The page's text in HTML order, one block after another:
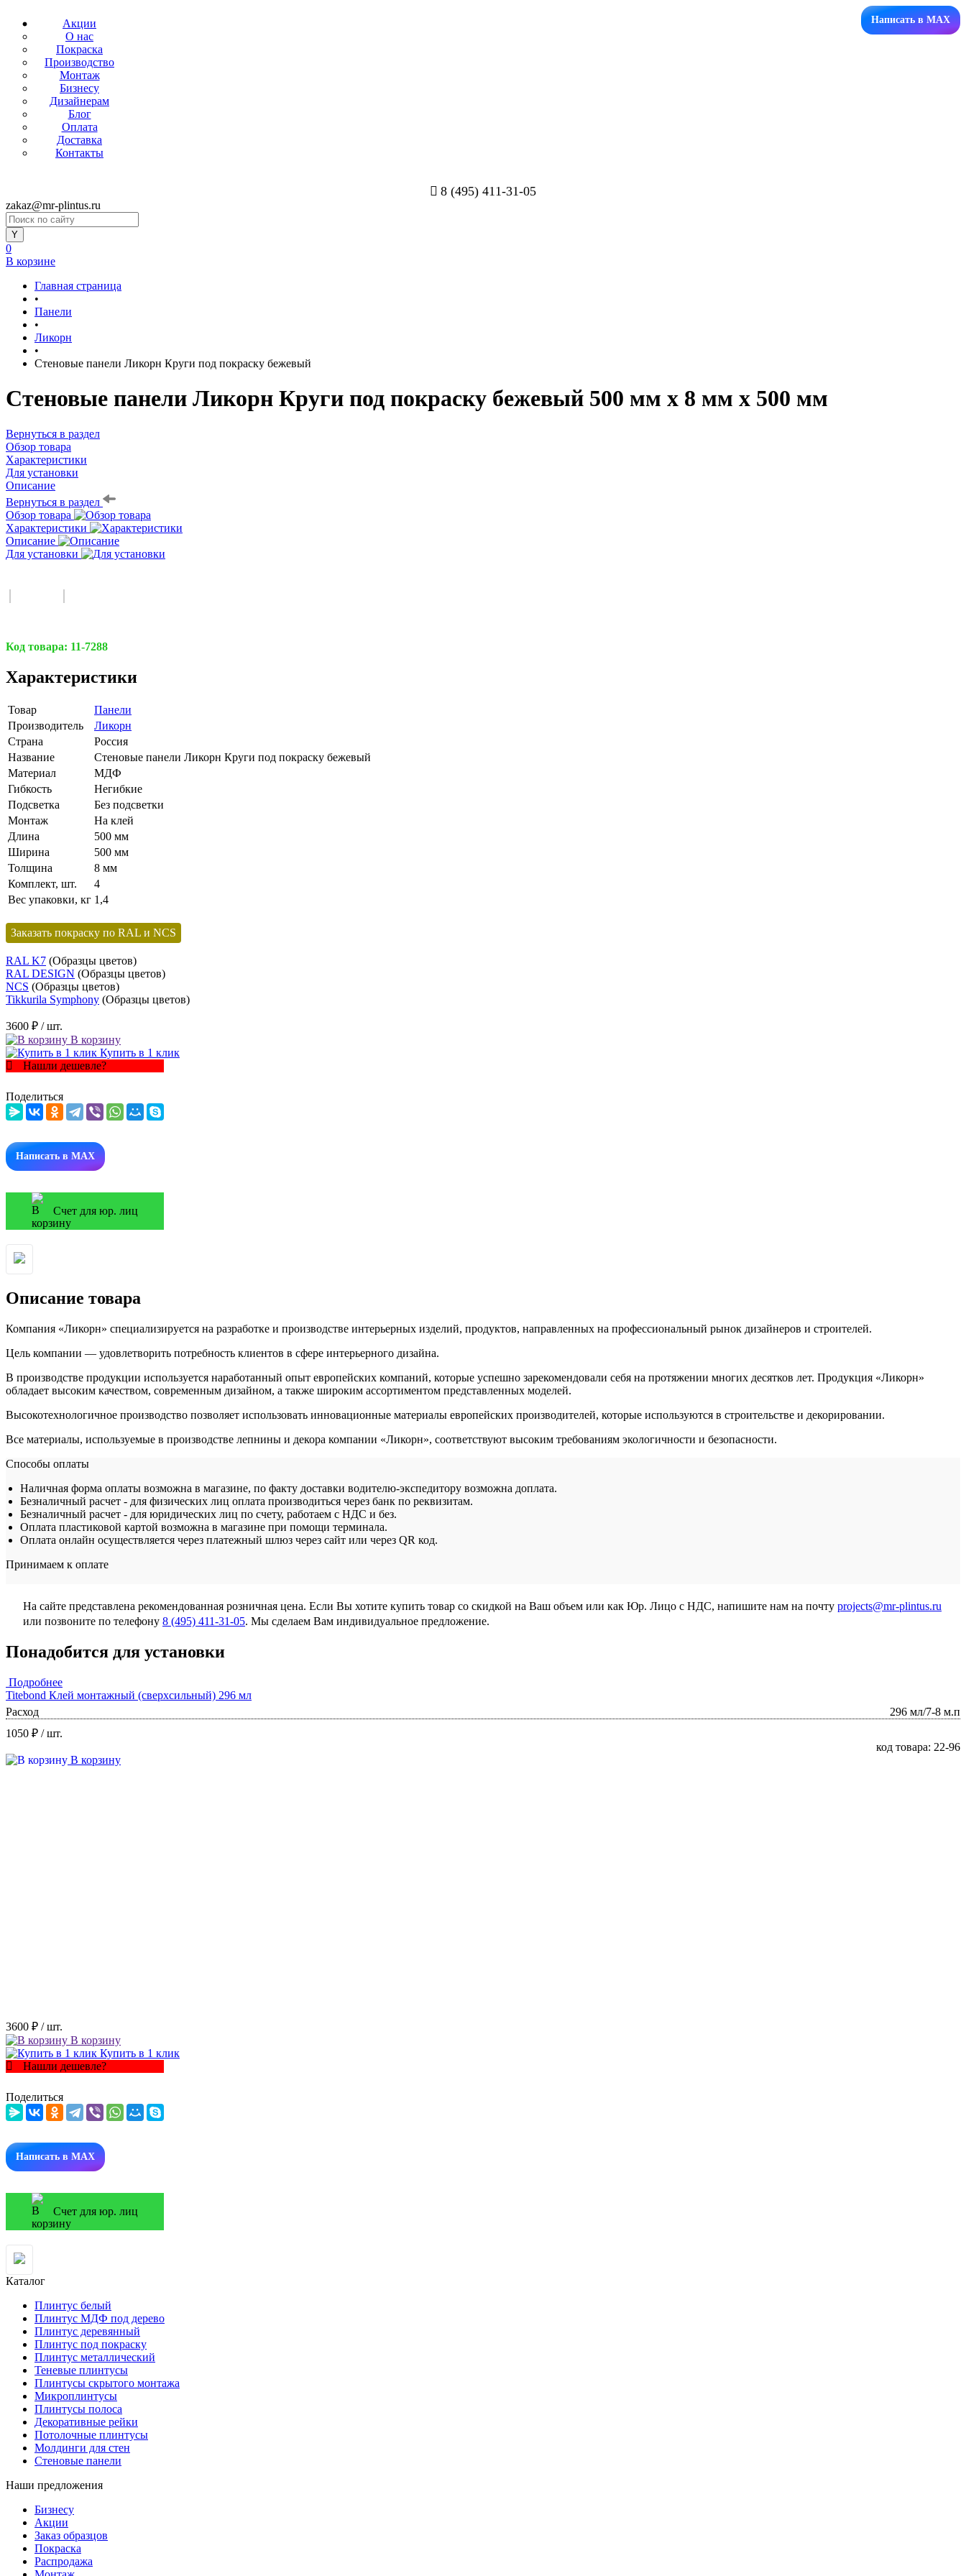
Акции
О нас
Покраска
Производство
Монтаж
Бизнесу
Дизайнерам
Блог
Оплата
Доставка
Контакты
Написать в MAX
8 (495) 411-31-05
zakaz@mr-plintus.ru
0
В корзине
Главная страница
•
Панели
•
Ликорн
•
Стеновые панели Ликорн Круги под покраску бежевый
Стеновые панели Ликорн Круги под покраску бежевый 500 мм х 8 мм х 500 мм
Вернуться в раздел
Обзор товара
Характеристики
Для установки
Описание
Вернуться в раздел
Обзор товара
Характеристики
Описание
Для установки
Код товара: 11-7288
Характеристики
Товар
Панели
Производитель
Ликорн
Страна
Россия
Название
Стеновые панели Ликорн Круги под покраску бежевый
Материал
МДФ
Гибкость
Негибкие
Подсветка
Без подсветки
Монтаж
На клей
Длина
500 мм
Ширина
500 мм
Толщина
8 мм
Комплект, шт.
4
Вес упаковки, кг 1,4
Заказать покраску по RAL и NCS
RAL K7 (Образцы цветов)
RAL DESIGN (Образцы цветов)
NCS (Образцы цветов)
Tikkurila Symphony (Образцы цветов)
3600 ₽ / шт.
В корзину
Купить в 1 клик
Нашли дешевле?
Поделиться
Написать в MAX
Счет для юр. лиц
Описание товара
Компания «Ликорн» специализируется на разработке и производстве интерьерных изделий, продуктов, направленных на профессиональный рынок дизайнеров и строителей.
Цель компании — удовлетворить потребность клиентов в сфере интерьерного дизайна.
В производстве продукции используется наработанный опыт европейских компаний, которые успешно зарекомендовали себя на протяжении многих десятков лет. Продукция «Ликорн»
обладает высоким качеством, современным дизайном, а также широким ассортиментом представленных моделей.
Высокотехнологичное производство позволяет использовать инновационные материалы европейских производителей, которые используются в строительстве и декорировании.
Все материалы, используемые в производстве лепнины и декора компании «Ликорн», соответствуют высоким требованиям экологичности и безопасности.
Способы оплаты
Наличная форма оплаты возможна в магазине, по факту доставки водителю-экспедитору возможна доплата.
Безналичный расчет - для физических лиц оплата производиться через банк по реквизитам.
Безналичный расчет - для юридических лиц по счету, работаем с НДС и без.
Оплата пластиковой картой возможна в магазине при помощи терминала.
Оплата онлайн осуществляется через платежный шлюз через сайт или через QR код.
Принимаем к оплате
На сайте представлена рекомендованная розничная цена. Если Вы хотите купить товар со скидкой на Ваш объем или как Юр. Лицо с НДС, напишите нам на почту projects@mr-plintus.ru
или позвоните по телефону 8 (495) 411-31-05. Мы сделаем Вам индивидуальное предложение.
Понадобится для установки
Подробнее
Titebond Клей монтажный (сверхсильный) 296 мл
Расход
296 мл/7-8 м.п
1050 ₽ / шт.
код товара: 22-96
В корзину
3600 ₽ / шт.
В корзину
Купить в 1 клик
Нашли дешевле?
Поделиться
Написать в MAX
Счет для юр. лиц
Каталог
Плинтус белый
Плинтус МДФ под дерево
Плинтус деревянный
Плинтус под покраску
Плинтус металлический
Теневые плинтусы
Плинтусы скрытого монтажа
Микроплинтусы
Плинтусы полоса
Декоративные рейки
Потолочные плинтусы
Молдинги для стен
Стеновые панели
Наши предложения
Бизнесу
Акции
Заказ образцов
Покраска
Распродажа